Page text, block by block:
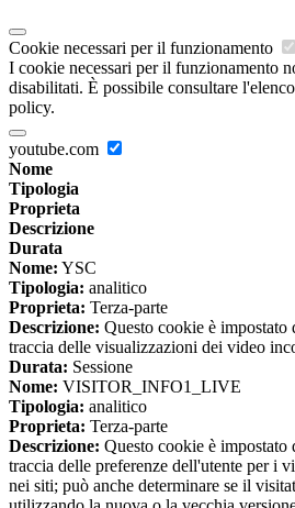
Cookie necessari per il funzionamento
I cookie necessari per il funzionamento
disabilitati. È possibile consultare
policy.
youtube.com
Nome
Tipologia
Proprieta
Descrizione
Durata
Nome: YSC
Tipologia: analitico
Proprieta: Terza-parte
Descrizione: Questo cookie è impostato
traccia delle visualizzazioni dei video
Durata: Sessione
Nome: VISITOR_INFO1_LIVE
Tipologia: analitico
Proprieta: Terza-parte
Descrizione: Questo cookie è impostato
traccia delle preferenze dell'utente per i
nei siti; può anche determinare se il